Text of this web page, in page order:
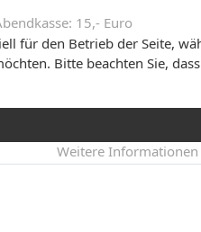
15,- Euro
für den Betrieb der Seite,
Bitte beachten Sie,
Weitere Informationen